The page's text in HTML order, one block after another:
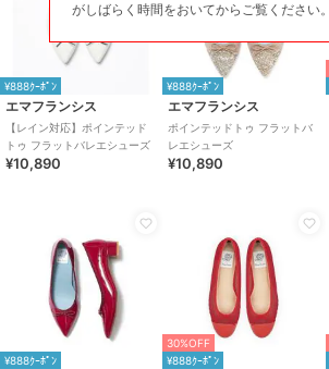
¥888ｸｰﾎﾟﾝ
エマフランシス
【レイン対応】ポインテッド
トゥ フラットバレエシューズ
¥10,890
¥888ｸｰﾎﾟﾝ
エマフランシス
ポインテッドトゥ フラットバ
レエシューズ
¥10,890
¥888ｸｰﾎﾟﾝ
30%OFF
¥888ｸｰﾎﾟﾝ
がしばらく時間をおいてからご覧ください。